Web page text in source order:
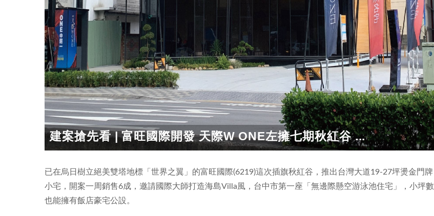
建案搶先看 | 富旺國際開發 天際W ONE左擁七期秋紅谷 ...
已在烏日樹立絕美雙塔地標「世界之翼」的富旺國際(6219)這次插旗秋紅谷，推出台灣大道19-27坪燙金門牌
小宅，開案一周銷售6成，邀請國際大師打造海島Villa風，台中市第一座「無邊際懸空游泳池住宅」，小坪數
也能擁有飯店豪宅公設。